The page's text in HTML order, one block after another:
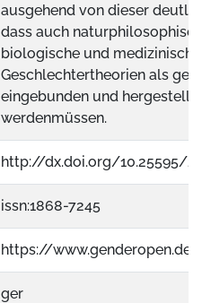
ausgehend von dieser
dass auch
biologische und medizinische
Geschlechtertheorien als
eingebunden und hergestellt
werdenmüssen.
http://dx.doi.org/10.25595/
issn:1868-7245
https://
ger